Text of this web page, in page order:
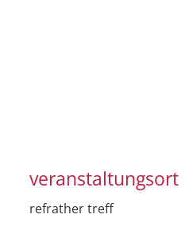
veranstaltungsort
refrather treff